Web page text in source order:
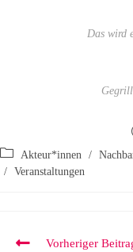
Das wird
Akteur*innen /
/ Veranstaltungen
Vorheriger